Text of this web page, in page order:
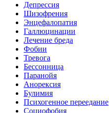
Депрессия
Шизофрения
Энцефалопатия
Галлюцинации
Лечение бреда
Фобии
Тревога
Бессонница
Паранойя
Анорексия
Булимия
Психогенное переедание
Социофобия